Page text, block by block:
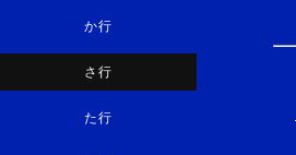
か行
さ行
た行